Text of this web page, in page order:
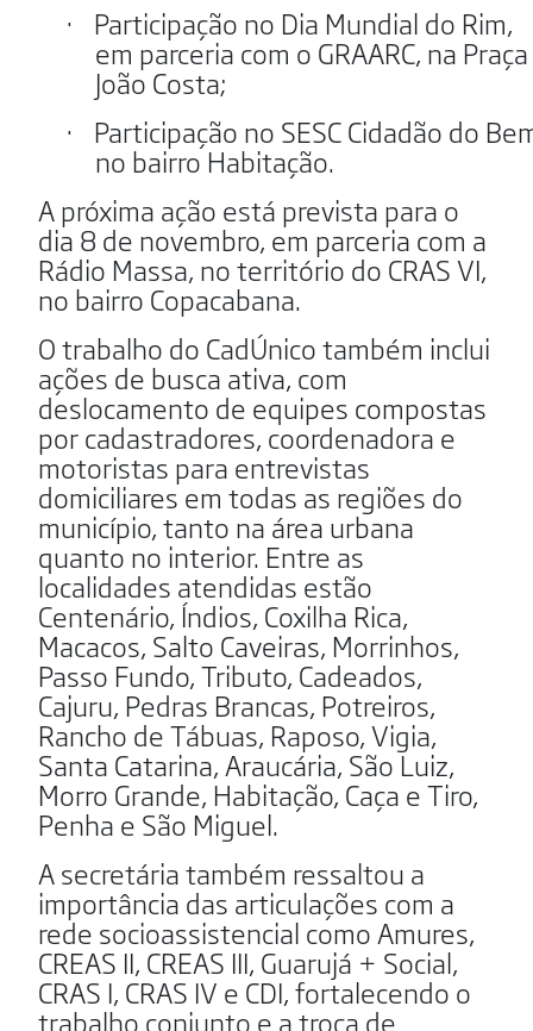
· Participação no Dia Mundial do Rim,
em parceria com o GRAARC, na Praça
João Costa;
· Participação no SESC Cidadão do
no bairro Habitação.
A próxima ação está prevista para o
dia 8 de novembro, em parceria com a
Rádio Massa, no território do CRAS VI,
no bairro Copacabana.
O trabalho do CadÚnico também inclui
ações de busca ativa, com
deslocamento de equipes compostas
por cadastradores, coordenadora e
motoristas para entrevistas
domiciliares em todas as regiões do
município, tanto na área urbana
quanto no interior. Entre as
localidades atendidas estão
Centenário, Índios, Coxilha Rica,
Macacos, Salto Caveiras, Morrinhos,
Passo Fundo, Tributo, Cadeados,
Cajuru, Pedras Brancas, Potreiros,
Rancho de Tábuas, Raposo, Vigia,
Santa Catarina, Araucária, São Luiz,
Morro Grande, Habitação, Caça e Tiro,
Penha e São Miguel.
A secretária também ressaltou a
importância das articulações com a
rede socioassistencial como Amures,
CREAS II, CREAS III, Guarujá + Social,
CRAS I, CRAS IV e CDI, fortalecendo o
trabalho conjunto e a troca de